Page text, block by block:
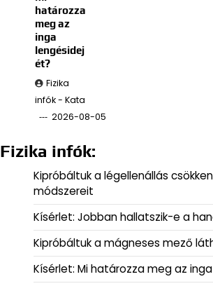
határozza
meg az
inga
lengésidej
ét?
Fizika
infók - Kata
2026-08-05
Fizika infók:
Kipróbáltuk a légellenállás
módszereit
Kísérlet: Jobban hallatszik-e a
Kipróbáltuk a mágneses mező
Kísérlet: Mi határozza meg az